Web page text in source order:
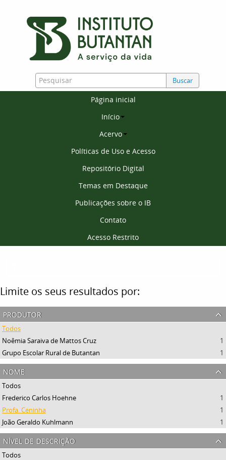
Buscar
Página inicial
Início
Acervo
Políticas de Uso e Acesso
Repositório Digital
Temas em Destaque
Publicações sobre o IB
Contato
Acesso Restrito
Limite os seus resultados por:
produtor
Todos
Noêmia Saraiva de Mattos Cruz
1
Grupo Escolar Rural de Butantan
1
nome
Todos
Frederico Carlos Hoehne
1
Profa. Ceninha
1
João Geraldo Kuhlmann
1
nível de descrição
Todos